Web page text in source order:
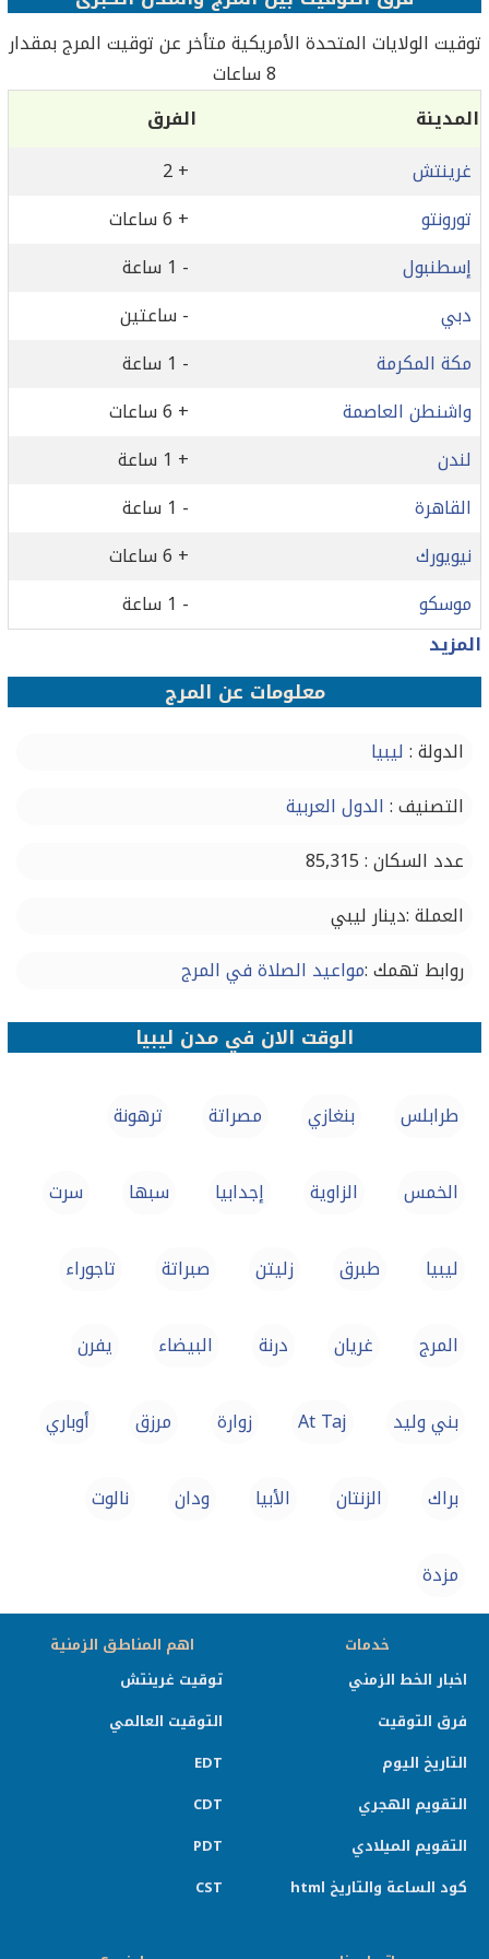
توقيت الولايات المتحدة الأمريكية متأخر عن توقيت المرج بمقدار
8 ساعات
المدينة
الفرق
غرينتش
+ 2
تورونتو
+ 6 ساعات
إسطنبول
- 1 ساعة
دبي
- ساعتين
مكة المكرمة
- 1 ساعة
واشنطن العاصمة
+ 6 ساعات
لندن
+ 1 ساعة
القاهرة
- 1 ساعة
نيويورك
+ 6 ساعات
موسكو
- 1 ساعة
المزيد
معلومات عن المرج
الدولة : ليبيا
التصنيف : الدول العربية
عدد السكان : 85,315
العملة :دينار ليبي
روابط تهمك :مواعيد الصلاة في المرج
الوقت الان في مدن ليبيا
طرابلس بنغازي مصراتة‎ ترهونة
الخمس الزاوية إجدابيا سبها سرت
ليبيا طبرق زليتن صبراتة تاجوراء
المرج غريان درنة البيضاء يفرن
بني وليد At Taj زوارة مرزق أوباري
براك‎ الزنتان الأبيا ودان نالوت
مزدة
خدمات
اخبار الخط الزمني
فرق التوقيت
التاريخ اليوم
التقويم الهجري
التقويم الميلادي
كود الساعة والتاريخ html
اهم المناطق الزمنية
توقيت غرينتش
التوقيت العالمي
EDT
CDT
PDT
CST